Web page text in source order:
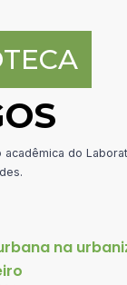
acadêmica do
na